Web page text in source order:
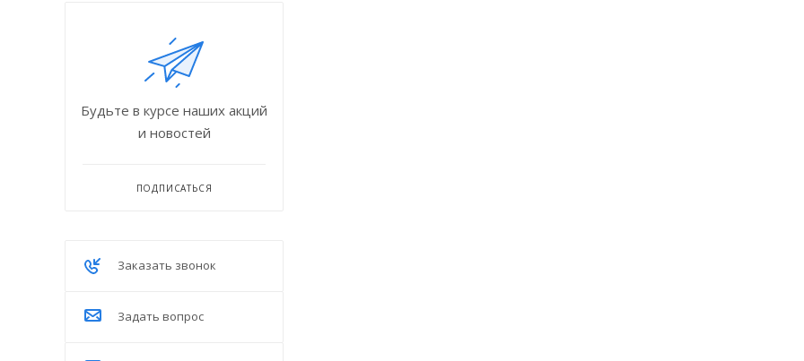
Будьте в курсе наших акций
и новостей
ПОДПИСАТЬСЯ
Заказать звонок
Задать вопрос